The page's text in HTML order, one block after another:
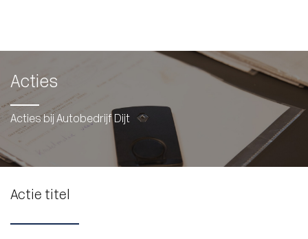
Acties
Acties bij Autobedrijf Dijt
Actie titel